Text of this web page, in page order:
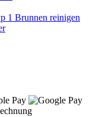
1 Brunnen reinigen